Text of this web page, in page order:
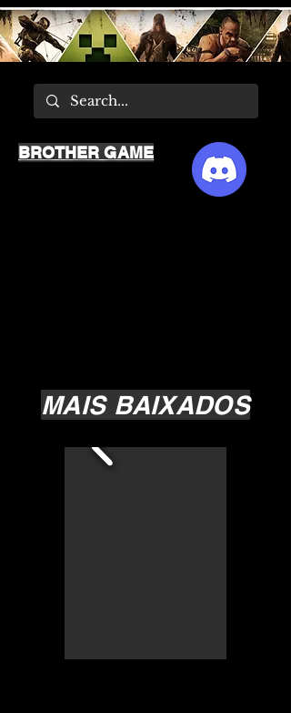
MAIS BAIXADOS
BROTHER GAME